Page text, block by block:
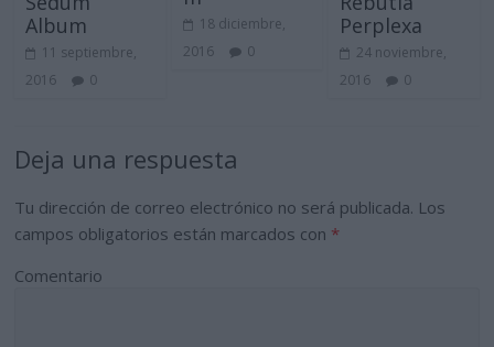
Album
11 septiembre,
2016
0
18 diciembre,
2016
0
Perplexa
24 noviembre,
2016
0
Deja una respuesta
Tu dirección de correo electrónico no será publicada. Los
campos obligatorios están marcados con *
Comentario